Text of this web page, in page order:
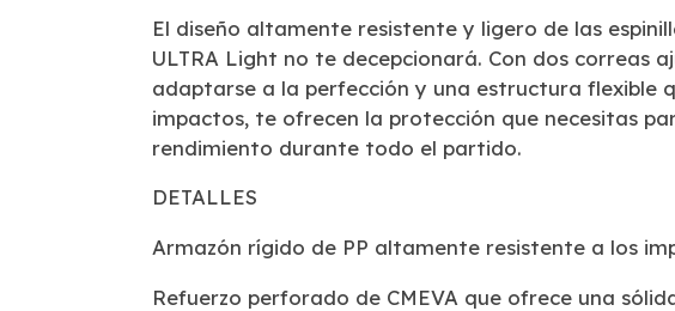
El diseño altamente resistente y ligero de las
ULTRA Light no te decepcionará. Con dos correas
adaptarse a la perfección y una estructura flexible
impactos, te ofrecen la protección que necesitas
rendimiento durante todo el partido.
DETALLES
Armazón rígido de PP altamente resistente a los
Refuerzo perforado de CMEVA que ofrece una